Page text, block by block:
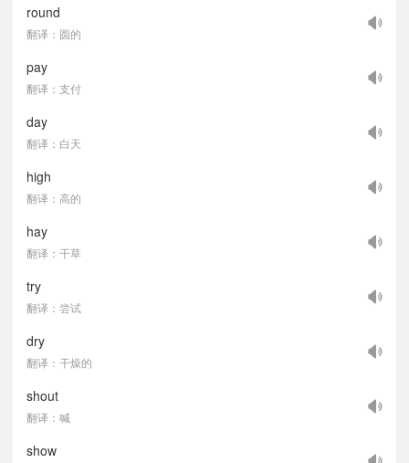
round
翻译：圆的
pay
翻译：支付
day
翻译：白天
high
翻译：高的
hay
翻译：干草
try
翻译：尝试
dry
翻译：干燥的
shout
翻译：喊
show